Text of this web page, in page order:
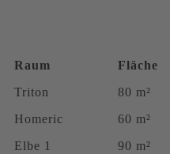
Raum Fläche
Triton
80 m²
Homeric
60 m²
Elbe 1
90 m²